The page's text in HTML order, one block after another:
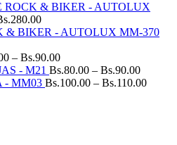
ROCK & BIKER - AUTOLUX
280.00
& BIKER - AUTOLUX MM-370
– Bs.90.00
- M21 Bs.80.00 – Bs.90.00
- MM03 Bs.100.00 – Bs.110.00